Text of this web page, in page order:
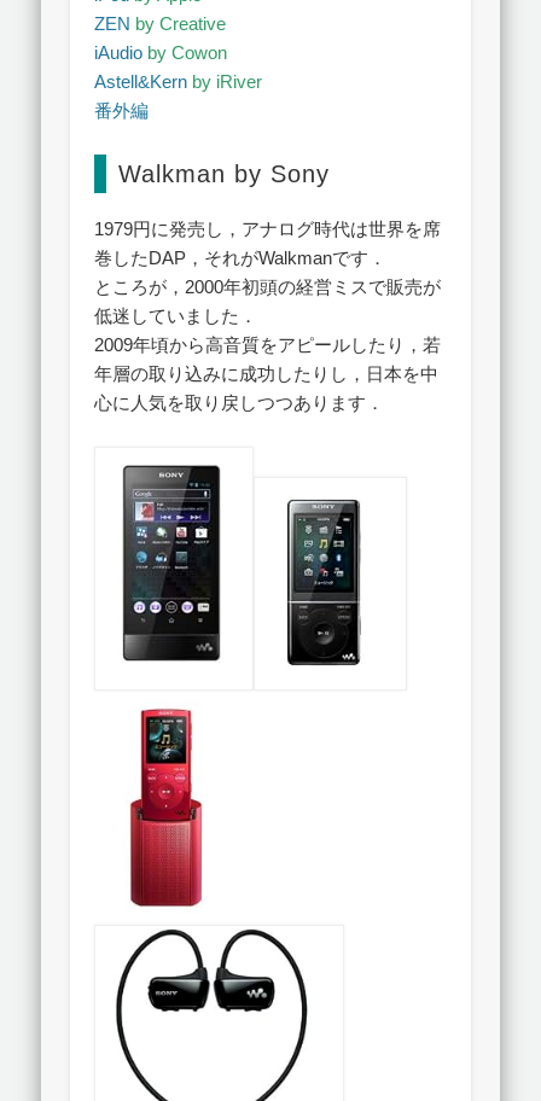
ZEN by Creative
iAudio by Cowon
Astell&Kern by iRiver
番外編
Walkman by Sony
1979円に発売し，アナログ時代は世界を席
巻したDAP，それがWalkmanです．
ところが，2000年初頭の経営ミスで販売が
低迷していました．
2009年頃から高音質をアピールしたり，若
年層の取り込みに成功したりし，日本を中
心に人気を取り戻しつつあります．